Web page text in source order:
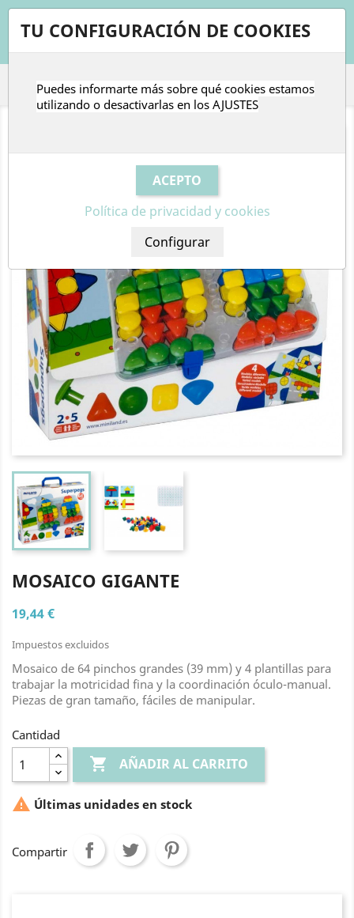
 
MOSAICO GIGANTE
19,44 €
Impuestos excluidos
Mosaico de 64 pinchos grandes (39 mm) y 4 plantillas para
trabajar la motricidad fina y la coordinación óculo-manual.
Piezas de gran tamaño, fáciles de manipular.
Cantidad
 AÑADIR AL CARRITO
 Últimas unidades en stock
Compartir
TU CONFIGURACIÓN DE COOKIES
Puedes informarte más sobre qué cookies estamos
utilizando o desactivarlas en los AJUSTES
Política de privacidad y cookies